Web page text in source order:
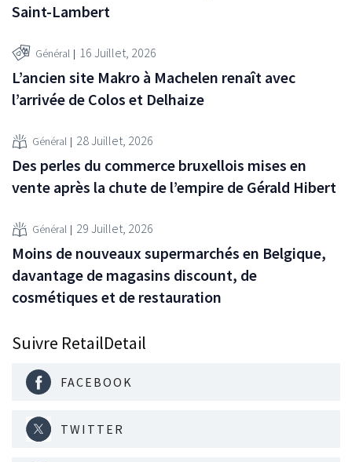
Saint-Lambert
Général 16 Juillet, 2026
L’ancien site Makro à Machelen renaît avec
l’arrivée de Colos et Delhaize
Général 28 Juillet, 2026
Des perles du commerce bruxellois mises en
vente après la chute de l’empire de Gérald Hibert
Général 29 Juillet, 2026
Moins de nouveaux supermarchés en Belgique,
davantage de magasins discount, de
cosmétiques et de restauration
Suivre RetailDetail
FACEBOOK
TWITTER